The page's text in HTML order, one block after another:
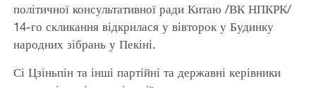
політичної консультативної ради Китаю /ВК НПКРК/
14-го скликання відкрилася у вівторок у Будинку
народних зібрань у Пекіні.
Сі Цзіньпін та інші партійні та державні керівники